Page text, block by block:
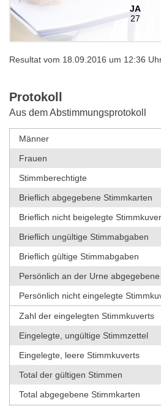
JA
27
Resultat vom 18.09.2016 um 12:36
Protokoll
Aus dem Abstimmungsprotokoll
Männer
Frauen
Stimmberechtigte
Brieflich abgegebene Stimmkarten
Brieflich nicht beigelegte
Brieflich ungültige Stimmabgaben
Brieflich gültige Stimmabgaben
Persönlich an der Urne
Persönlich nicht eingelegte
Zahl der eingelegten Stimmkuverts
Eingelegte, ungültige Stimmzettel
Eingelegte, leere Stimmkuverts
Total der gültigen Stimmen
Total abgegebene Stimmkarten